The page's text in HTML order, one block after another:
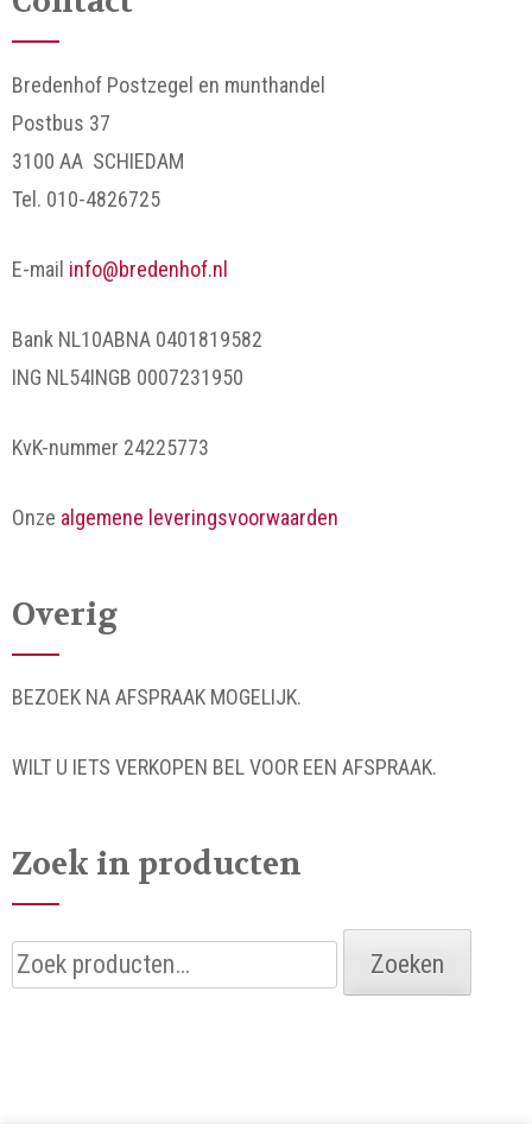
Bredenhof Postzegel en munthandel
Postbus 37
3100 AA SCHIEDAM
Tel. 010-4826725
E-mail info@bredenhof.nl
Bank NL10ABNA 0401819582
ING NL54INGB 0007231950
KvK-nummer 24225773
Onze algemene leveringsvoorwaarden
Overig
BEZOEK NA AFSPRAAK MOGELIJK.
WILT U IETS VERKOPEN BEL VOOR EEN AFSPRAAK.
Zoek in producten
Zoeken
naar:
Zoeken